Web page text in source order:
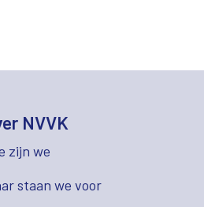
NVVK
zijn we
staan we voor